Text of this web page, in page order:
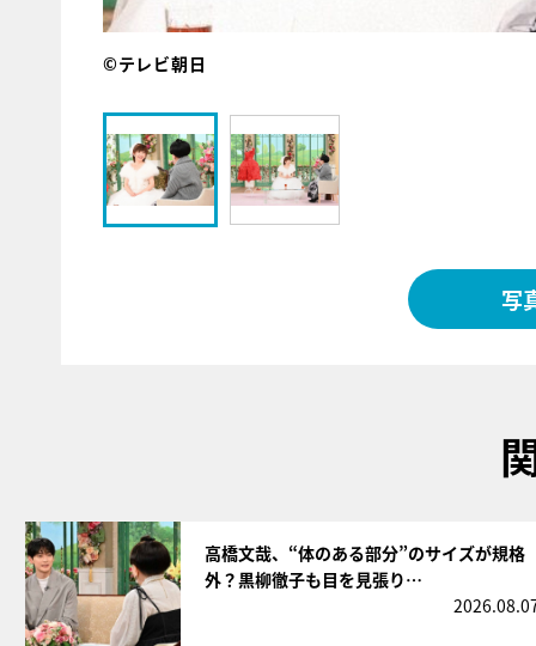
©テレビ朝日
写
高橋文哉、“体のある部分”のサイズが規格
外？黒柳徹子も目を見張り…